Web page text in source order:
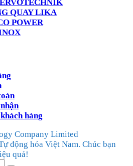
QUAY LIKA
POWER
hàng
Company Limited
động hóa Việt Nam. Chúc bạn
quả!